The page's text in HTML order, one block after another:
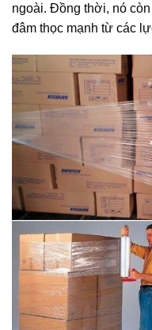
ngoài. Đồng thời, nó
đâm thọc mạnh từ các